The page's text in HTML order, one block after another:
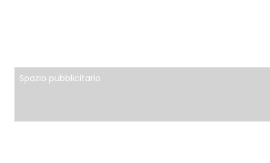
Spazio pubblicitario